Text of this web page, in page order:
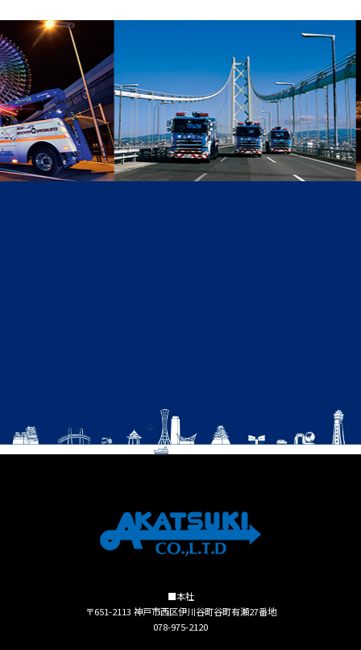
■本社
〒651-2113 神戸市西区伊川谷町谷町有瀬27番地
078-975-2120